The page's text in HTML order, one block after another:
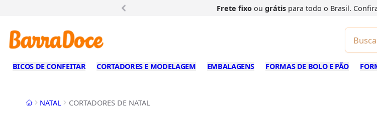
Frete fixoou grátispara todo o Brasil.
BICOS DE CONFEITAR CORTADORES E MODELAGEM EMBALAGENS FORMAS DE BOLO E PÃO
InícioNATAL CORTADORES DE NATAL